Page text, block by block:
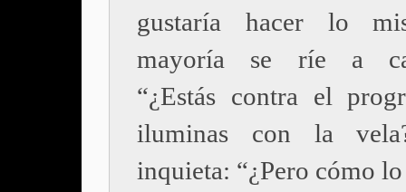
gustaría hacer lo
mayoría se ríe a
“¿Estás contra el
iluminas con la
inquieta: “¿Pero cómo lo